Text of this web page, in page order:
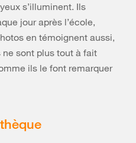
s’illuminent. Ils
jour après l’école,
en témoignent aussi,
ne sont plus tout à fait
ils le font remarquer